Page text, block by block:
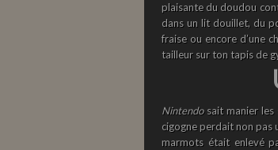
plaisante du doudou
dans un lit douillet, du
fraise ou encore d’une
tailleur sur ton tapis de
Nintendosait manier les
cigogne perdait non pas
marmots était enlevé